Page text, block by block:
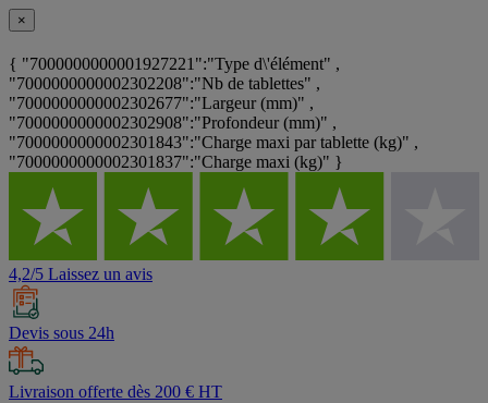
×
{ "7000000000001927221":"Type d\'élément" ,
"7000000000002302208":"Nb de tablettes" ,
"7000000000002302677":"Largeur (mm)" ,
"7000000000002302908":"Profondeur (mm)" ,
"7000000000002301843":"Charge maxi par tablette (kg)" ,
"7000000000002301837":"Charge maxi (kg)" }
4,2/5 Laissez un avis
Devis sous 24h
Livraison offerte dès 200 € HT